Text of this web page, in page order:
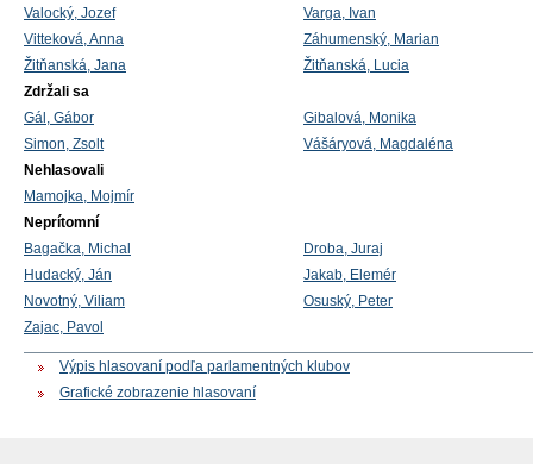
Valocký, Jozef
Varga, Ivan
Vitteková, Anna
Záhumenský, Marian
Žitňanská, Jana
Žitňanská, Lucia
Zdržali sa
Gál, Gábor
Gibalová, Monika
Simon, Zsolt
Vášáryová, Magdaléna
Nehlasovali
Mamojka, Mojmír
Neprítomní
Bagačka, Michal
Droba, Juraj
Hudacký, Ján
Jakab, Elemér
Novotný, Viliam
Osuský, Peter
Zajac, Pavol
Výpis hlasovaní podľa parlamentných klubov
Grafické zobrazenie hlasovaní